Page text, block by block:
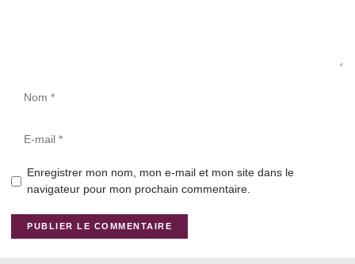
Enregistrer mon nom, mon e-mail et mon site dans le
navigateur pour mon prochain commentaire.